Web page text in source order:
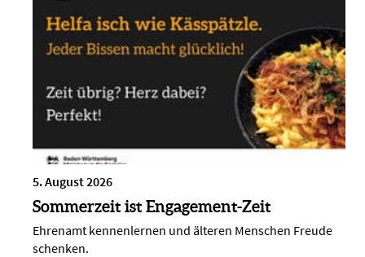
5. August 2026
Sommerzeit ist Engagement-Zeit
Ehrenamt kennenlernen und älteren Menschen Freude
schenken.